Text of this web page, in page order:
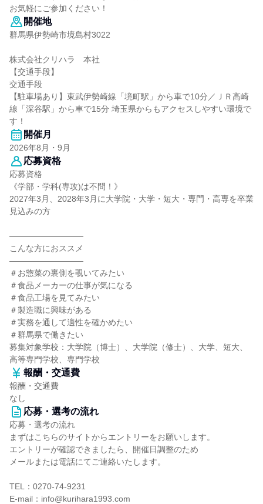
お気軽にご参加ください！
開催地
群馬県伊勢崎市境島村3022
株式会社クリハラ 本社
【交通手段】
交通手段
【駐車場あり】東武伊勢崎線「境町駅」から車で10分／ＪＲ高崎
線「深谷駅」から車で15分 埼玉県からもアクセスしやすい環境で
す！
開催月
2026年8月・9月
応募資格
応募資格
《学部・学科(専攻)は不問！》
2027年3月、2028年3月に大学院・大学・短大・専門・高専を卒業
見込みの方
―――――――――
こんな方におススメ
―――――――――
＃お惣菜の裏側を覗いてみたい
＃食品メーカーの仕事が気になる
＃食品工場を見てみたい
＃製造職に興味がある
＃実務を通して適性を確かめたい
＃群馬県で働きたい
募集対象学校：大学院（博士）、大学院（修士）、大学、短大、
高等専門学校、専門学校
報酬・交通費
報酬・交通費
なし
応募・選考の流れ
応募・選考の流れ
まずはこちらのサイトからエントリーをお願いします。
エントリーが確認できましたら、開催日調整のため
メールまたは電話にてご連絡いたします。
TEL：0270-74-9231
E-mail：info@kurihara1993.com